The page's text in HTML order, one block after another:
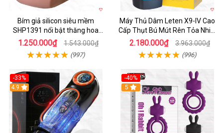
Bím giả silicon siêu mềm
SHP1391 nổi bật thăng hoa
hoàn hảo
1.250.000₫ 1.543.000₫
(997)
Máy Thủ Dâm Leten X9-IV Cao
Cấp Thụt Bú Mút Rên Tỏa Nhiệt
Sạc Pin
2.180.000₫ 3.963.000₫
(996)
-33%
Hot
4.9
-40%
5